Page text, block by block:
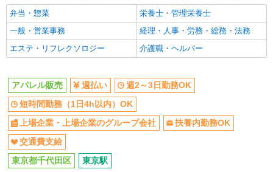
詳細を見る
派遣社員
株式会社シーエーセールススタッフ/tkYH33382a
時給1500円〜1650円 ■月給例【23万円〜26万
円】 ■22日間勤務の場合＝247,500円（内訳：時
給1500円×実働7時間30分×22日） ＋残業代
（1.25倍：1分単位で支給） ※時給は経験により
変動します。
新丸の内ビルディング
キープ 詳細を見る
派遣社員
アパレル販売
同じ特徴から求人を探す
週2～3日勤務OK
短時間勤務（1日4h以内）OK
社
交通費支給
弁当・惣菜
栄養士・管理栄養士
一般・営業事務
経理・人事・労務・総務・法務
エステ・リフレクソロジー
介護職・ヘルパー
アパレル販売 週払い
週2～3日勤務OK
短時間勤務（1日4h以内）OK
上場企業・上場企業のグループ会社
扶養内勤務OK
交通費支給
東京都千代田区
東京駅